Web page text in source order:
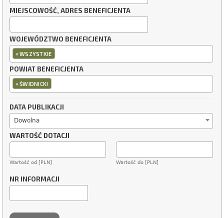
MIEJSCOWOŚĆ, ADRES BENEFICJENTA
WOJEWÓDZTWO BENEFICJENTA
×WSZYSTKIE
POWIAT BENEFICJENTA
×ŚWIDNICKI
DATA PUBLIKACJI
Dowolna
WARTOŚĆ DOTACJI
Wartość od [PLN] Wartość do [PLN]
NR INFORMACJI